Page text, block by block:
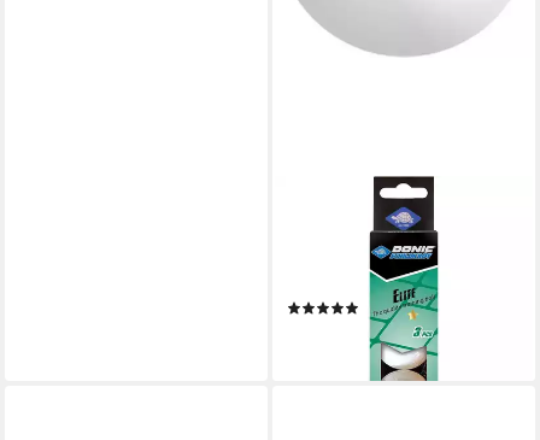
Tischtennisball (Set, 3-St), 1-
Stern Elite, 40 mm, Weiß,
Kunststoff, TT-Ball
(1)
lieferbar - in 2-3 Werktagen bei dir